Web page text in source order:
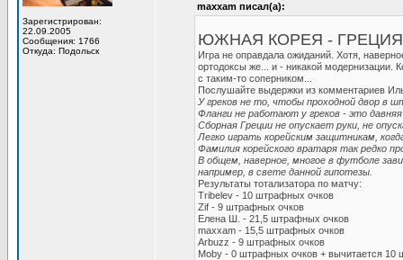
Зарегистрирован:
22.09.2005
Сообщения: 1766
Откуда: Подольск
maxxam писал(а):
ЮЖНАЯ КОРЕЯ - ГРЕЦИЯ
Игра не оправдала ожиданий. Хотя,
ортодоксы же... и - никакой модернизации.
с таким-то соперником...
Послушайте выдержки из комментариев
У греков не то, чтобы проходной двор в
Фланги не работают у греков - это
Сборная Греции не опускает руки, не
Легко играть корейским защитникам,
Фамилия корейского вратаря так редко
В общем, наверное, многое в футболе
например, в свете данной гипотезы.
Результаты тотализатора по матчу:
Tribelev - 10 штрафных очков
Zif - 9 штрафных очков
Елена Ш. - 21,5 штрафных очков
maxxam - 15,5 штрафных очков
Arbuzz - 9 штрафных очков
Moby - 0 штрафных очков + вычитается 10